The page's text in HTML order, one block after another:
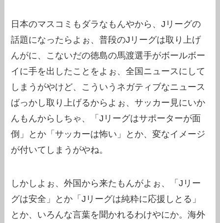
日本のマスコミもダラなもんやから、Jリーグの
話題になったらよぉ、普段のJリーグは取り上げ
んがに、こないだの徳島の馬渡選手がボールボー
イに手を出したことをよぉ、全国ニュースにして
しまうがやけど、こういうネガティブなニュース
ばっかし取り上げるからよぉ、サッカー見にいか
んもんからしちゃ、「Jリーグはサポーターが面
倒」とか「サッカーは怖い」とか、変なイメージ
が付いてしまうがやね。
しかしよぉ、外国から来たもんがよぉ、「Jリー
グは安全」とか「Jリーグは純粋に応援しとる」
とか、いろんな言葉を聞かれるわけやにか。海外